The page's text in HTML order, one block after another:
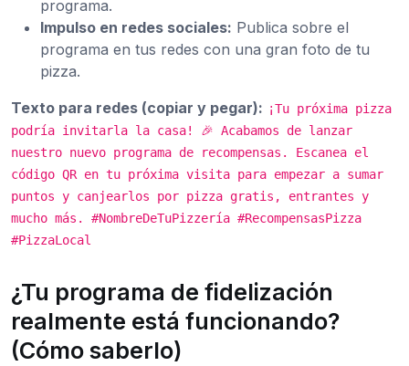
programa.
Impulso en redes sociales: Publica sobre el
programa en tus redes con una gran foto de tu
pizza.
Texto para redes (copiar y pegar): ¡Tu próxima pizza
podría invitarla la casa! 🎉 Acabamos de lanzar
nuestro nuevo programa de recompensas. Escanea el
código QR en tu próxima visita para empezar a sumar
puntos y canjearlos por pizza gratis, entrantes y
mucho más. #NombreDeTuPizzería #RecompensasPizza
#PizzaLocal
¿Tu programa de fidelización
realmente está funcionando?
(Cómo saberlo)